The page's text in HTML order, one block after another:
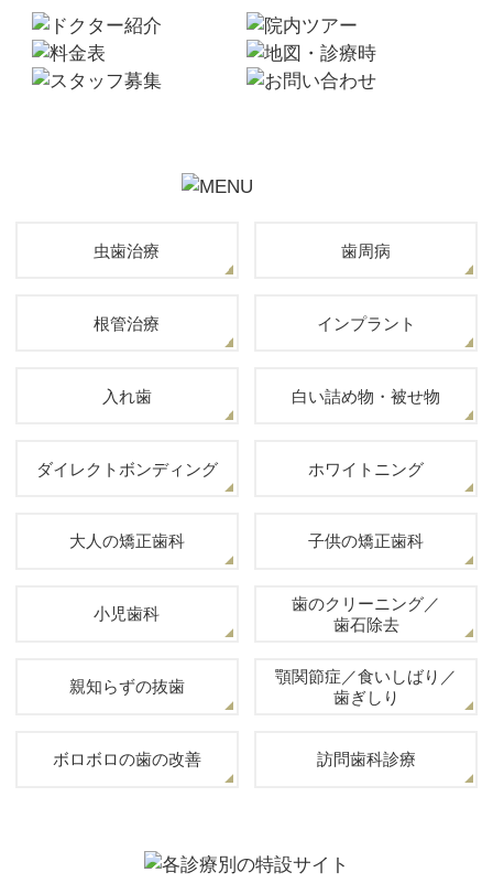
虫歯治療 歯周病
根管治療 インプラント
入れ歯 白い詰め物・被せ物
ダイレクトボンディング ホワイトニング
大人の矯正歯科 子供の矯正歯科
小児歯科
歯のクリーニング／
歯石除去
親知らずの抜歯
顎関節症／食いしばり／
歯ぎしり
ボロボロの歯の改善 訪問歯科診療